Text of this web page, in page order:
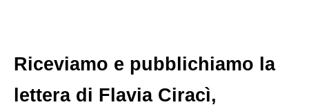
Riceviamo e pubblichiamo la
lettera di Flavia Ciracì,